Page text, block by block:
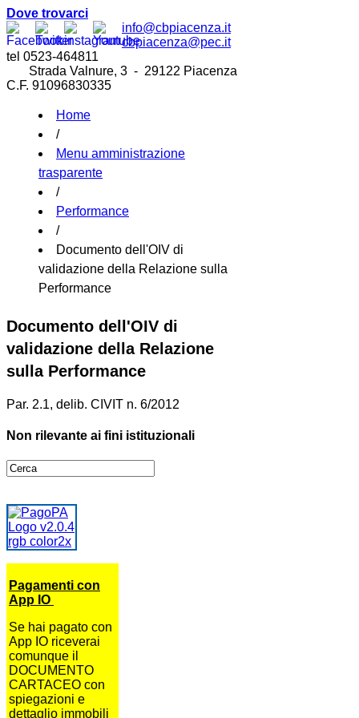
Dove trovarci
info@cbpiacenza.it
cbpiacenza@pec.it
tel 0523-464811
Strada Valnure, 3 - 29122 Piacenza
C.F. 91096830335
Home
/
Menu amministrazione
trasparente
/
Performance
/
Documento dell'OIV di
validazione della Relazione sulla
Performance
Documento dell'OIV di
validazione della Relazione
sulla Performance
Par. 2.1, delib. CIVIT n. 6/2012
Non rilevante ai fini istituzionali
Pagamenti con
App IO
Se hai pagato con
App IO riceverai
comunque il
DOCUMENTO
CARTACEO con
spiegazioni e
dettaglio immobili